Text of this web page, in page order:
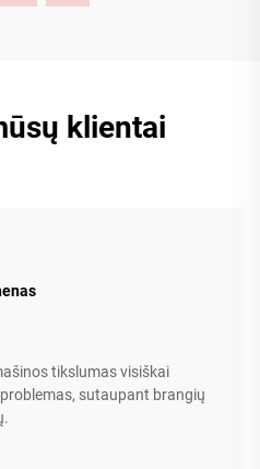
klientai
tikslumas visiškai
sutaupant brangių